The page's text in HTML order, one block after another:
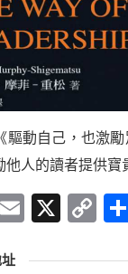
驅動自己，也激
他人的讀者提供寶
Mastodon
Email
X